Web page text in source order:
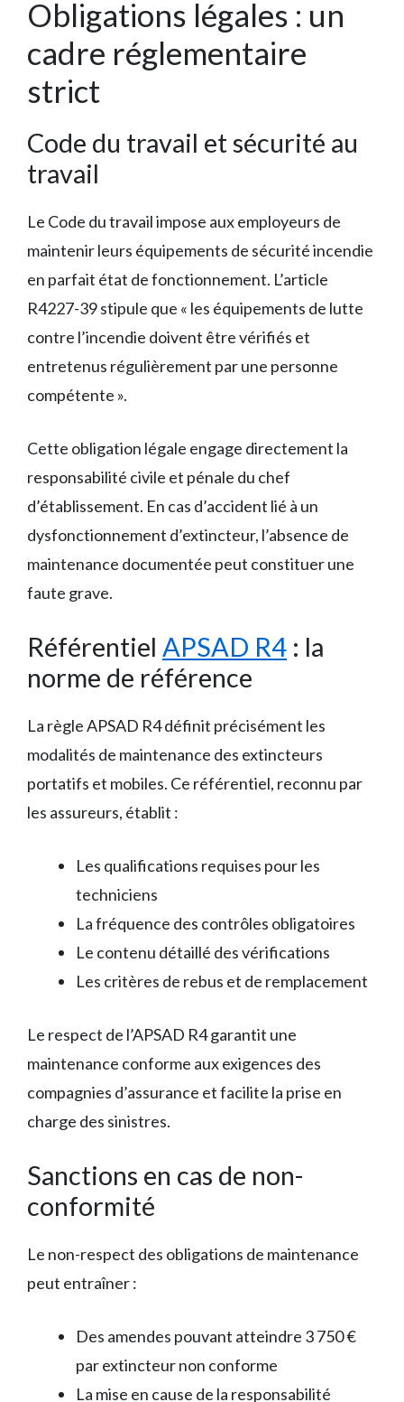
Obligations légales : un
cadre réglementaire
strict
Code du travail et sécurité au
travail
Le Code du travail impose aux employeurs de
maintenir leurs équipements de sécurité incendie
en parfait état de fonctionnement. L’article
R4227-39 stipule que « les équipements de lutte
contre l’incendie doivent être vérifiés et
entretenus régulièrement par une personne
compétente ».
Cette obligation légale engage directement la
responsabilité civile et pénale du chef
d’établissement. En cas d’accident lié à un
dysfonctionnement d’extincteur, l’absence de
maintenance documentée peut constituer une
faute grave.
Référentiel APSAD R4 : la
norme de référence
La règle APSAD R4 définit précisément les
modalités de maintenance des extincteurs
portatifs et mobiles. Ce référentiel, reconnu par
les assureurs, établit :
Les qualifications requises pour les
techniciens
La fréquence des contrôles obligatoires
Le contenu détaillé des vérifications
Les critères de rebus et de remplacement
Le respect de l’APSAD R4 garantit une
maintenance conforme aux exigences des
compagnies d’assurance et facilite la prise en
charge des sinistres.
Sanctions en cas de non-
conformité
Le non-respect des obligations de maintenance
peut entraîner :
Des amendes pouvant atteindre 3 750 €
par extincteur non conforme
La mise en cause de la responsabilité